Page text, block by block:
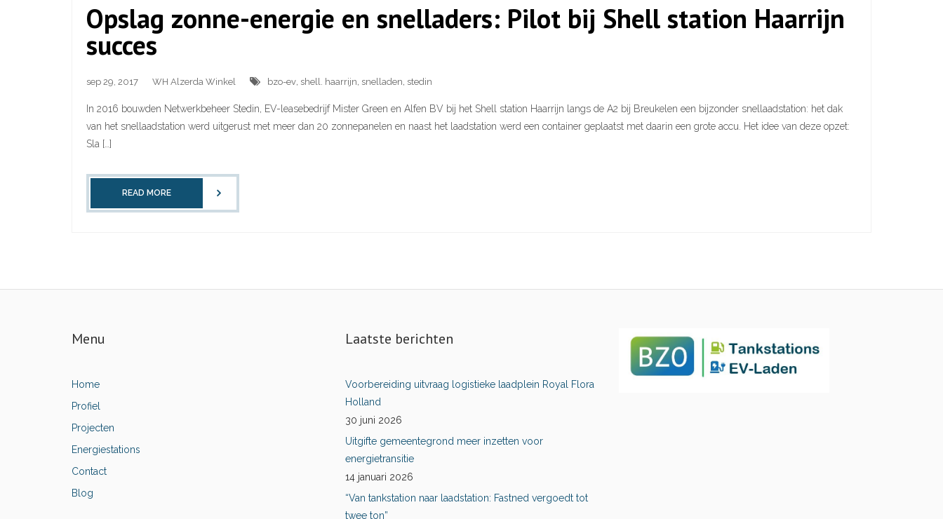
Opslag zonne-energie en snelladers: Pilot bij Shell station Haarrijn
succes
sep 29, 2017 WH Alzerda Winkel bzo-ev, shell. haarrijn, snelladen, stedin
In 2016 bouwden Netwerkbeheer Stedin, EV-leasebedrijf Mister Green en Alfen BV bij het Shell station Haarrijn langs de A2 bij Breukelen een bijzonder snellaadstation: het dak
van het snellaadstation werd uitgerust met meer dan 20 zonnepanelen en naast het laadstation werd een container geplaatst met daarin een grote accu. Het idee van deze opzet:
Sla […]
READ MORE
Menu
Home
Profiel
Projecten
Energiestations
Contact
Blog
Laatste berichten
Voorbereiding uitvraag logistieke laadplein Royal Flora
Holland
30 juni 2026
Uitgifte gemeentegrond meer inzetten voor
energietransitie
14 januari 2026
“Van tankstation naar laadstation: Fastned vergoedt tot
twee ton”